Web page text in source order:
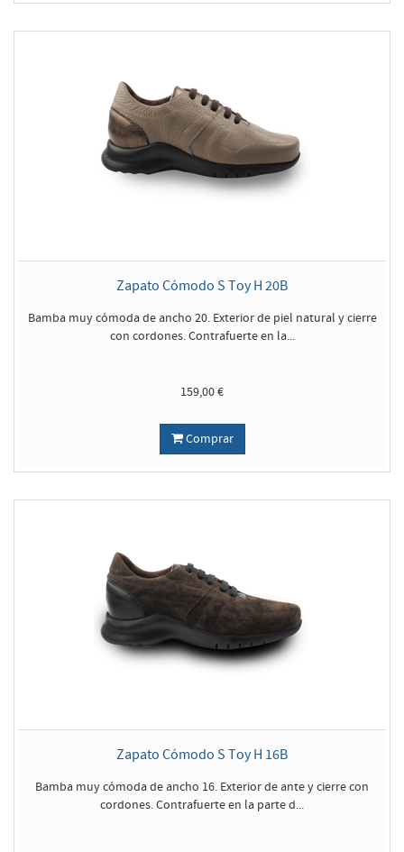
Zapato Cómodo S Toy H 20B
Bamba muy cómoda de ancho 20. Exterior de piel natural y cierre
con cordones. Contrafuerte en la...
159,00 €
Comprar
Zapato Cómodo S Toy H 16B
Bamba muy cómoda de ancho 16. Exterior de ante y cierre con
cordones. Contrafuerte en la parte d...